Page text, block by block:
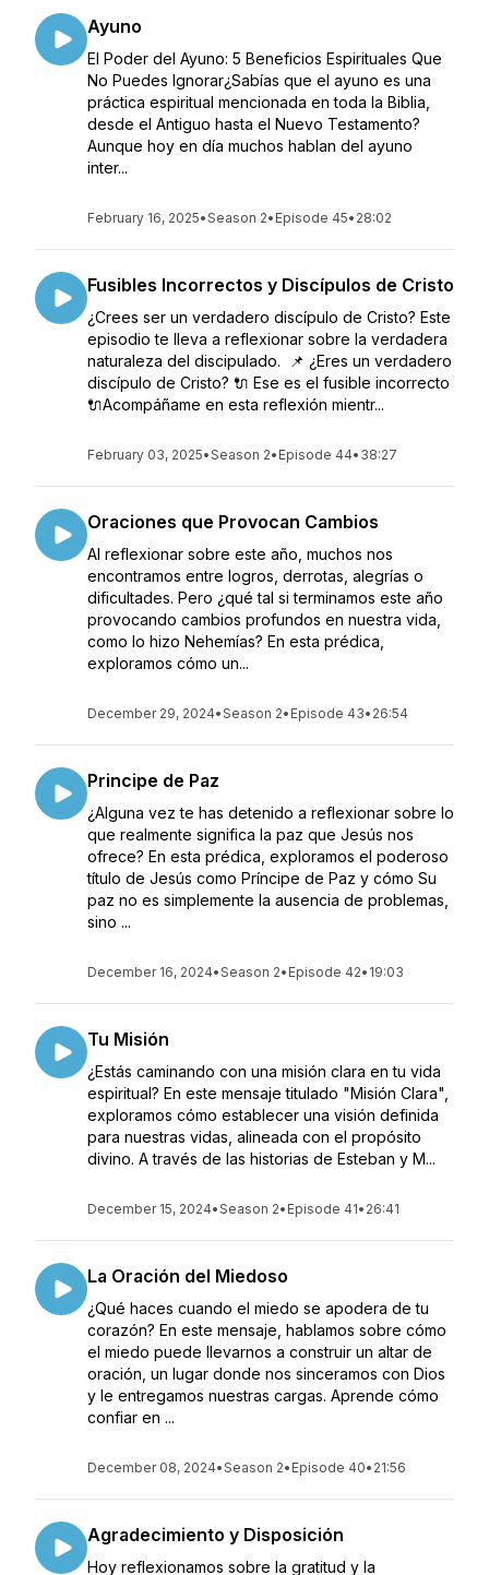
Ayuno
El Poder del Ayuno: 5 Beneficios Espirituales Que
No Puedes Ignorar¿Sabías que el ayuno es una
práctica espiritual mencionada en toda la Biblia,
desde el Antiguo hasta el Nuevo Testamento?
Aunque hoy en día muchos hablan del ayuno
inter...
February 16, 2025•Season 2• Episode 45• 28:02
Fusibles Incorrectos y Discípulos de Cristo
¿Crees ser un verdadero discípulo de Cristo? Este
episodio te lleva a reflexionar sobre la verdadera
naturaleza del discipulado. 📌 ¿Eres un verdadero
discípulo de Cristo? 🔌 Ese es el fusible incorrecto
🔌Acompáñame en esta reflexión mientr...
February 03, 2025•Season 2• Episode 44• 38:27
Oraciones que Provocan Cambios
Al reflexionar sobre este año, muchos nos
encontramos entre logros, derrotas, alegrías o
dificultades. Pero ¿qué tal si terminamos este año
provocando cambios profundos en nuestra vida,
como lo hizo Nehemías? En esta prédica,
exploramos cómo un...
December 29, 2024•Season 2• Episode 43• 26:54
Principe de Paz
¿Alguna vez te has detenido a reflexionar sobre lo
que realmente significa la paz que Jesús nos
ofrece? En esta prédica, exploramos el poderoso
título de Jesús como Príncipe de Paz y cómo Su
paz no es simplemente la ausencia de problemas,
sino ...
December 16, 2024•Season 2• Episode 42• 19:03
Tu Misión
¿Estás caminando con una misión clara en tu vida
espiritual? En este mensaje titulado "Misión Clara",
exploramos cómo establecer una visión definida
para nuestras vidas, alineada con el propósito
divino. A través de las historias de Esteban y M...
December 15, 2024•Season 2• Episode 41• 26:41
La Oración del Miedoso
¿Qué haces cuando el miedo se apodera de tu
corazón? En este mensaje, hablamos sobre cómo
el miedo puede llevarnos a construir un altar de
oración, un lugar donde nos sinceramos con Dios
y le entregamos nuestras cargas. Aprende cómo
confiar en ...
December 08, 2024•Season 2• Episode 40• 21:56
Agradecimiento y Disposición
Hoy reflexionamos sobre la gratitud y la